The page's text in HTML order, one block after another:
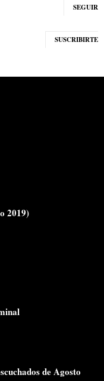
SEGUIR
SUSCRIBIRTE
2019)
de Agosto